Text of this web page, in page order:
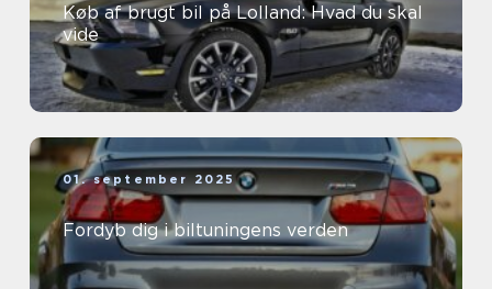
Køb af brugt bil på Lolland: Hvad du skal
vide
01. september 2025
Fordyb dig i biltuningens verden